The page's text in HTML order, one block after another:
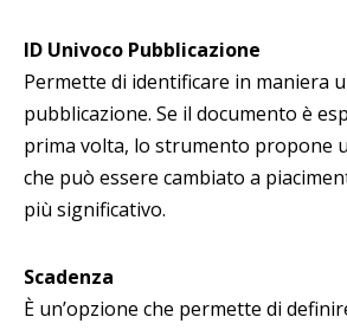
ID Univoco Pubblicazione
Permette di identificare in maniera
pubblicazione. Se il documento è
prima volta, lo strumento propone
che può essere cambiato a
più significativo.
Scadenza
È un’opzione che permette di